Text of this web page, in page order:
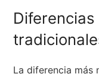
La diferencia más